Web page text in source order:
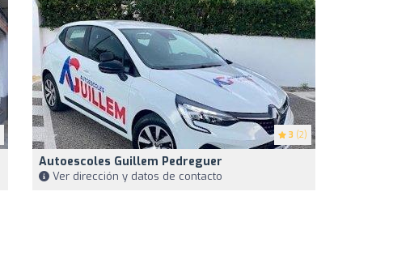
3 (2)
Autoescoles Guillem Pedreguer
Ver dirección y datos de contacto